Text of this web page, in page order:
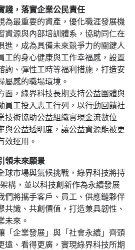
踐，落實企業公民責任
為最重要的資產，優化職涯發展機
資源與內部培訓體系，協助同仁在
進，成為具備未來競爭力的關鍵人
工的身心健康與工作幸福感，設置
詢、彈性工時等福利措施，打造安
屬感的職場環境。
面，綠界科技長期支持公益團體與
員工投入志工行列，以行動回饋社
技術協助公益組織實現金流數位
與公益透明度，讓公益資源能被更
效運用。
領未來願景
球市場與氣候挑戰，綠界科技將持
構，並以科技創新作為永續發展
們將攜手客戶、員工、供應鏈夥伴
共識、共創價值，打造兼具韌性、
未來。
「企業發展」與「社會永續」齊頭
遠、看得更廣，實現綠界科技所期